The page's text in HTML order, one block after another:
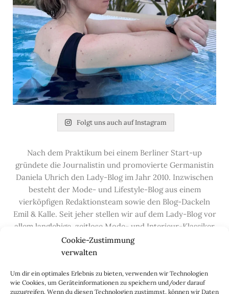
Cookie-Zustimmung
verwalten
Um dir ein optimales Erlebnis zu bieten, verwenden wir Technologien
wie Cookies, um Geräteinformationen zu speichern und/oder darauf
zuzugreifen. Wenn du diesen Technologien zustimmst, können wir Daten
Folgt uns auch auf Instagram
Nach dem Praktikum bei einem Berliner Start-up
gründete die Journalistin und promovierte Germanistin
Daniela Uhrich den Lady-Blog im Jahr 2010. Inzwischen
besteht der Mode- und Lifestyle-Blog aus einem
vierköpfigen Redaktionsteam sowie den Blog-Dackeln
Emil & Kalle. Seit jeher stellen wir auf dem Lady-Blog vor
allem langlebige, zeitlose Mode- und Interieur-Klassiker
vor, die hochwertig verarbeitet und unter guten
Bedingungen hergestellt wurden – gerne „Made in
Handwerksberufe und kleine feine Firmen, denen wir
hier auf dem Blog eine Präsentationsfläche bieten, sowie